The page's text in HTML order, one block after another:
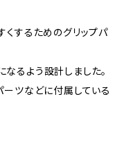
くするためのグリップパ
るよう設計しました。
ーツなどに付属している